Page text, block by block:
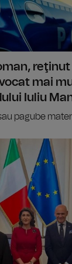
mai
Iuliu
pagube